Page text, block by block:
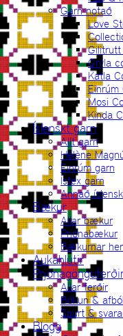
Garn notað
Love
Gilitrutt
Grýla
Katla
Einrúm
Mosi
Kinda
Íslenskt garn
Allt garn
Hélène
Einrúm garn
Ístex garn
Annað
Bækur
Allar bækur
Prjónabækur
Bækurnar
Aukahlutir
Allar ferðir
Bókun &
Spurt &
Blogg